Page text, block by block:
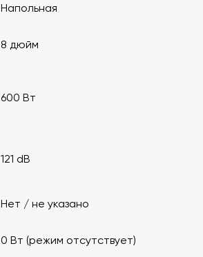
Напольная
8 дюйм
600 Вт
121 dB
Нет / не указано
0 Вт (режим отсутствует)